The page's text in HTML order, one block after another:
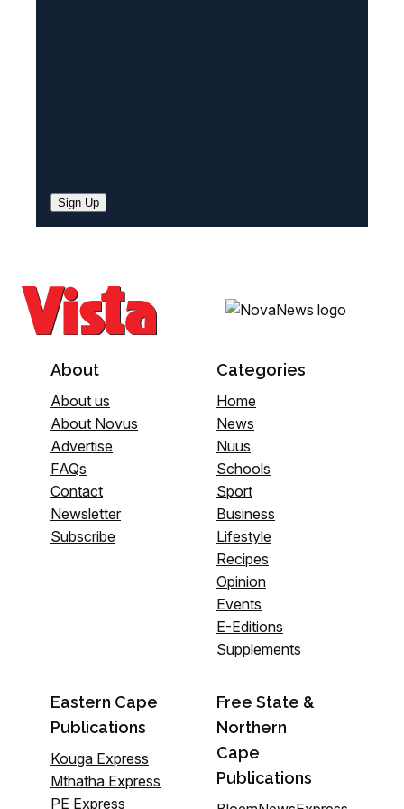
Sign Up
About
About us
About Novus
Advertise
FAQs
Contact
Newsletter
Subscribe
Categories
Home
News
Nuus
Schools
Sport
Business
Lifestyle
Recipes
Opinion
Events
E-Editions
Supplements
Eastern Cape
Publications
Kouga Express
Mthatha Express
PE Express
Free State &
Northern
Cape
Publications